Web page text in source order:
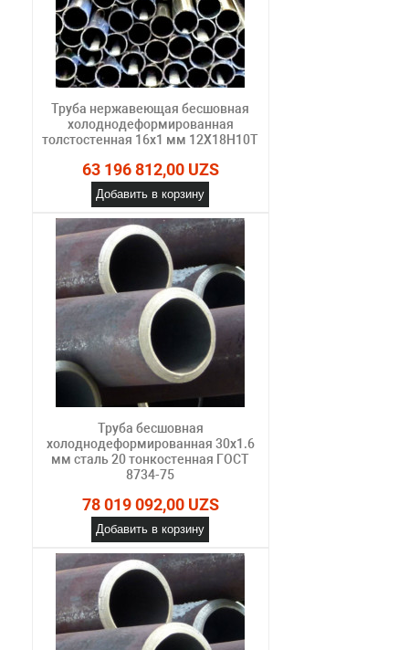
Труба нержавеющая бесшовная
холоднодеформированная
толстостенная 16х1 мм 12Х18Н10Т
63 196 812,00 UZS
Добавить в корзину
Труба бесшовная
холоднодеформированная 30х1.6
мм сталь 20 тонкостенная ГОСТ
8734-75
78 019 092,00 UZS
Добавить в корзину